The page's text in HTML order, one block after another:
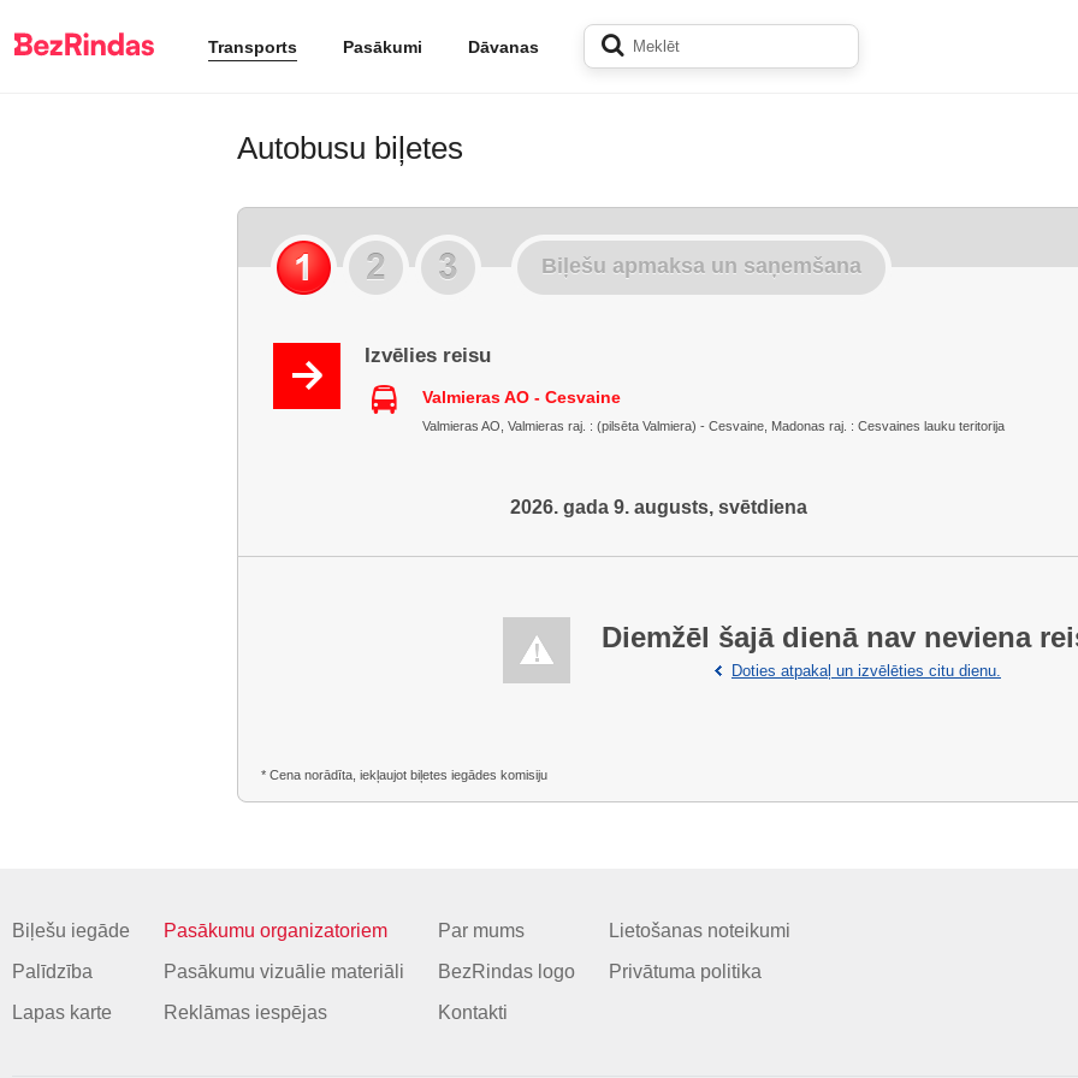
Transports Pasākumi Dāvanas
Autobusu biļetes
Biļešu apmaksa un saņemšana
Izvēlies reisu
Valmieras AO - Cesvaine
Valmieras AO, Valmieras raj. : (pilsēta Valmiera) - Cesvaine, Madonas raj. : Cesvaines lauku teritorija
2026. gada 9. augusts, svētdiena
Diemžēl šajā dienā nav neviena
Doties atpakaļ un izvēlēties citu dienu.
* Cena norādīta, iekļaujot biļetes iegādes komisiju
Biļešu iegāde
Palīdzība
Lapas karte
Pasākumu organizatoriem
Pasākumu vizuālie materiāli
Reklāmas iespējas
Par mums
BezRindas logo
Kontakti
Lietošanas noteikumi
Privātuma politika